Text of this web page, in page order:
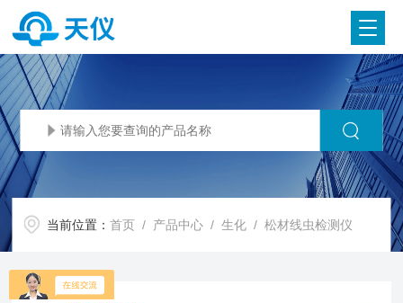
当前位置：首页 / 产品中心 /生化 /松材线虫检测仪